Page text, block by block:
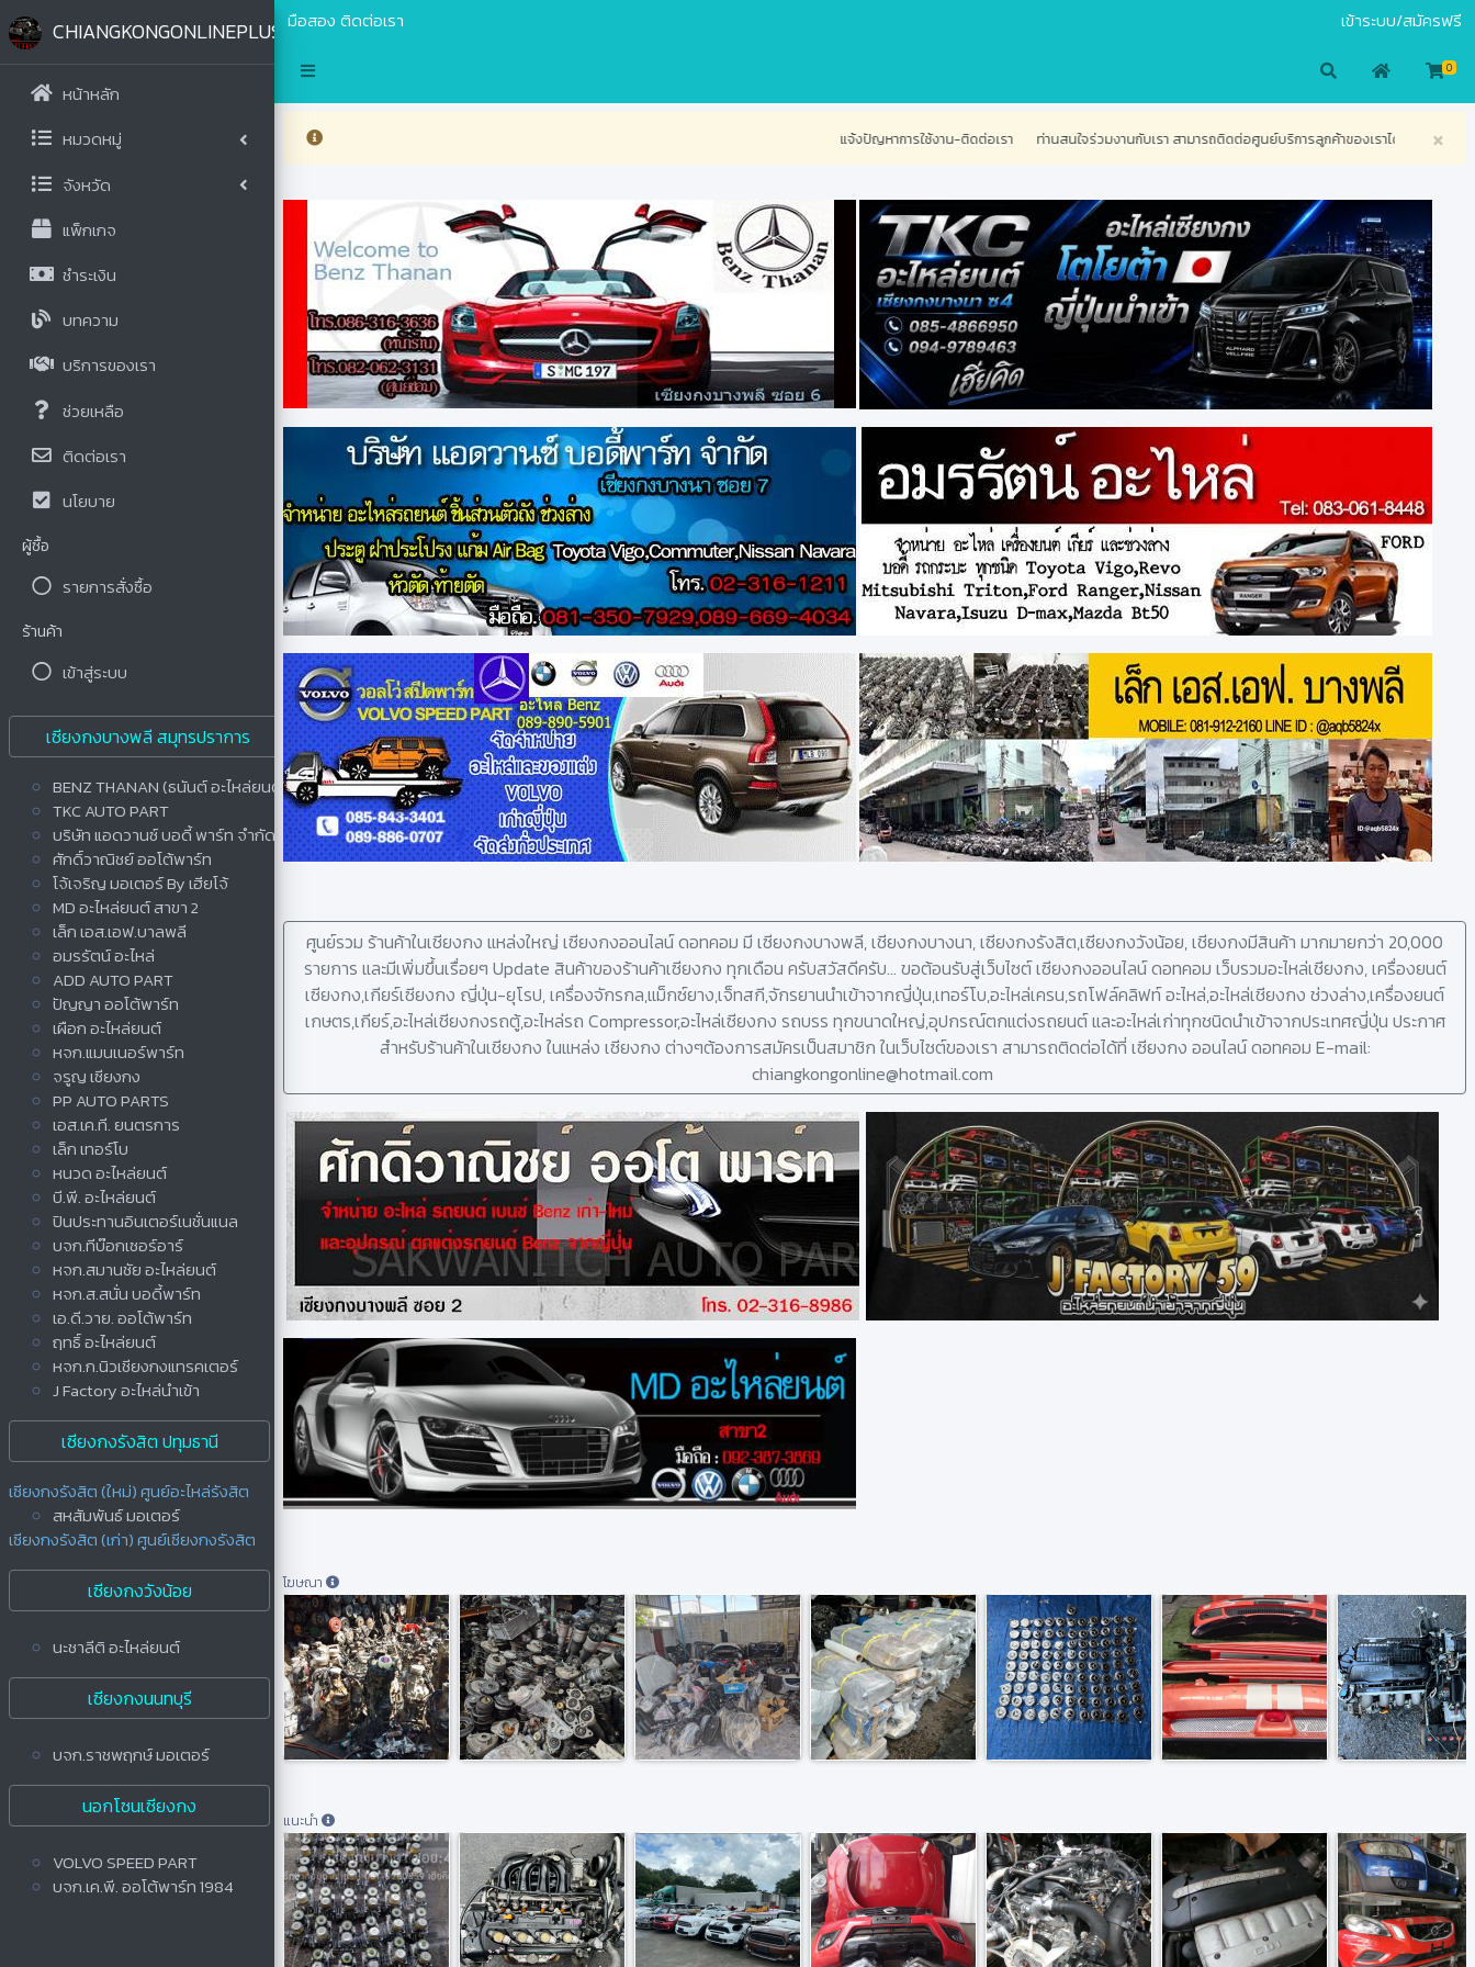
มือสอง ติดต่อเรา เข้าระบบ/สมัครฟรี
0
CHIANGKONGONLINEPLUS.COM
หน้าหลัก
หมวดหมู่
จังหวัด
แพ็กเกจ
ชำระเงิน
บทความ
บริการของเรา
ช่วยเหลือ
ติดต่อเรา
นโยบาย
ผู้ซื้อ
รายการสั่งซื้อ
ร้านค้า
เข้าสู่ระบบ
เซียงกงบางพลี สมุทรปราการ
BENZ THANAN (ธนันต์ อะไหล่ยนต์)
TKC AUTO PART
บริษัท แอดวานซ์ บอดี้ พาร์ท จำกัด
ศักดิ์วาณิชย์ ออโต้พาร์ท
โจ้เจริญ มอเตอร์ By เฮียโจ้
MD อะไหล่ยนต์ สาขา 2
เล็ก เอส.เอฟ.บาลพลี
อมรรัตน์ อะไหล่
ADD AUTO PART
ปัญญา ออโต้พาร์ท
เผือก อะไหล่ยนต์
หจก.แมนเนอร์พาร์ท
จรูญ เซียงกง
PP AUTO PARTS
เอส.เค.ที. ยนตรการ
เล็ก เทอร์โบ
หนวด อะไหล่ยนต์
บี.พี. อะไหล่ยนต์
ปินประทานอินเตอร์เนชั่นแนล
บจก.ทีบ๊อกเซอร์อาร์
หจก.สมานชัย อะไหล่ยนต์
หจก.ส.สนั่น บอดี้พาร์ท
เอ.ดี.วาย. ออโต้พาร์ท
ฤทธิ์ อะไหล่ยนต์
หจก.ก.นิวเชียงกงแทรคเตอร์
J Factory อะไหล่นำเข้า
เซียงกงรังสิต ปทุมธานี
เซียงกงรังสิต (ใหม่) ศูนย์อะไหล่รังสิต
สหสัมพันธ์ มอเตอร์
เซียงกงรังสิต (เก่า) ศูนย์เซียงกงรังสิต
เซียงกงวังน้อย
นะชาลีติ อะไหล่ยนต์
เซียงกงนนทบุรี
บจก.ราชพฤกษ์ มอเตอร์
นอกโซนเซียงกง
VOLVO SPEED PART
บจก.เค.พี. ออโต้พาร์ท 1984
×
แจ้งปัญหาการใช้งาน-ติดต่อเรา ท่านสนใจร่วมงานกับเรา สามารถติดต่อศูนย์บริการลูกค้าของเราได้ทางโทรศัพท์ เพื่อสอบถามข้อสงสั
ศูนย์รวม ร้านค้าในเชียงกง แหล่งใหญ่ เซียงกงออนไลน์ ดอทคอม มี เซียงกงบางพลี, เชียงกงบางนา, เซียงกงรังสิต,เซียงกงวังน้อย, เชียงกงมีสินค้า มากมายกว่า 20,000
รายการ และมีเพิ่มขึ้นเรื่อยๆ Update สินค้าของร้านค้าเซียงกง ทุกเดือน ครับสวัสดีครับ... ขอต้อนรับสู่เว็บไซต์ เซียงกงออนไลน์ ดอทคอม เว็บรวมอะไหล่เชียงกง, เครื่องยนต์
เซียงกง,เกียร์เซียงกง ญี่ปุ่น-ยุโรป, เครื่องจักรกล,แม็กซ์ยาง,เจ็ทสกี,จักรยานนำเข้าจากญี่ปุ่น,เทอร์โบ,อะไหล่เครน,รถโฟล์คลิฟท์ อะไหล่,อะไหล่เชียงกง ช่วงล่าง,เครื่องยนต์
เกษตร,เกียร์,อะไหล่เชียงกงรถตู้,อะไหล่รถ Compressor,อะไหล่เซียงกง รถบรร ทุกขนาดใหญ่,อุปกรณ์ตกแต่งรถยนต์ และอะไหล่เก่าทุกชนิดนำเข้าจากประเทศญี่ปุ่น ประกาศ
สำหรับร้านค้าในเชียงกง ในแหล่ง เซียงกง ต่างๆต้องการสมัครเป็นสมาชิก ในเว็บไซต์ของเรา สามารถติดต่อได้ที่ เซียงกง ออนไลน์ ดอทคอม E-mail:
chiangkongonline@hotmail.com
โฆษณา
แนะนำ